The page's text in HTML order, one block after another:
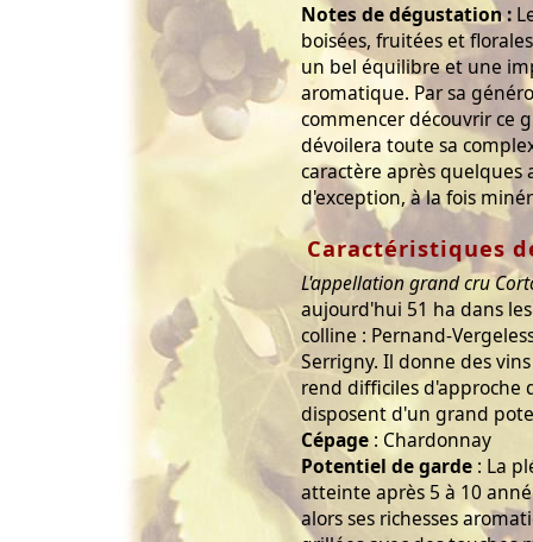
Notes de dégustation :
boisées, fruitées et
un bel équilibre et une
aromatique. Par sa
commencer découvrir ce
dévoilera toute sa
caractère après quelques
d'exception, à la fois
Caractéristiques
L'appellation grand cru
aujourd'hui 51 ha dans
colline : Pernand-
Serrigny. Il donne des
rend difficiles d'approche
disposent d'un grand
Cépage : Chardonnay
Potentiel de garde : La
atteinte après 5 à 10
alors ses richesses